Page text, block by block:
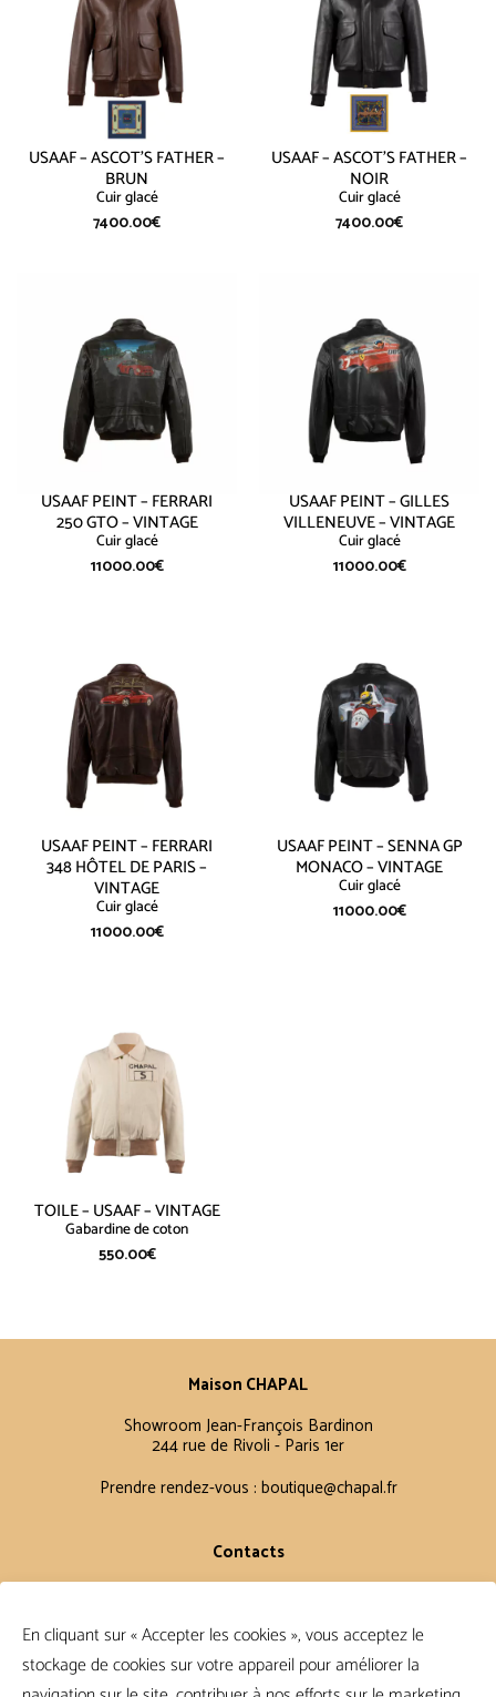
En cliquant sur « Accepter les cookies », vous acceptez le
stockage de cookies sur votre appareil pour améliorer la
USAAF – ASCOT’S FATHER –
BRUN
Cuir glacé
7400.00€
USAAF – ASCOT’S FATHER –
NOIR
Cuir glacé
7400.00€
USAAF PEINT – FERRARI
250 GTO – VINTAGE
Cuir glacé
11000.00€
USAAF PEINT – GILLES
VILLENEUVE – VINTAGE
Cuir glacé
11000.00€
USAAF PEINT – FERRARI
348 HÔTEL DE PARIS –
VINTAGE
Cuir glacé
11000.00€
USAAF PEINT – SENNA GP
MONACO – VINTAGE
Cuir glacé
11000.00€
TOILE – USAAF – VINTAGE
Gabardine de coton
550.00€
Maison CHAPAL
Showroom Jean-François Bardinon
244 rue de Rivoli - Paris 1er
Prendre rendez-vous : boutique@chapal.fr
Contacts
Claire
+33 6 12 15 15 61